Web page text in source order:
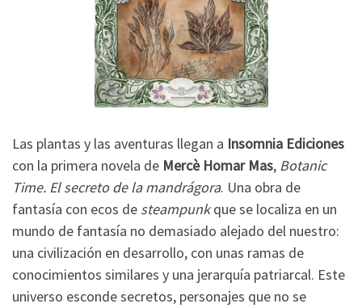
Las plantas y las aventuras llegan a Insomnia Ediciones
con la primera novela de Mercè Homar Mas, Botanic
Time. El secreto de la mandrágora. Una obra de
fantasía con ecos de steampunkque se localiza en un
mundo de fantasía no demasiado alejado del nuestro:
una civilización en desarrollo, con unas ramas de
conocimientos similares y una jerarquía patriarcal. Este
universo esconde secretos, personajes que no se